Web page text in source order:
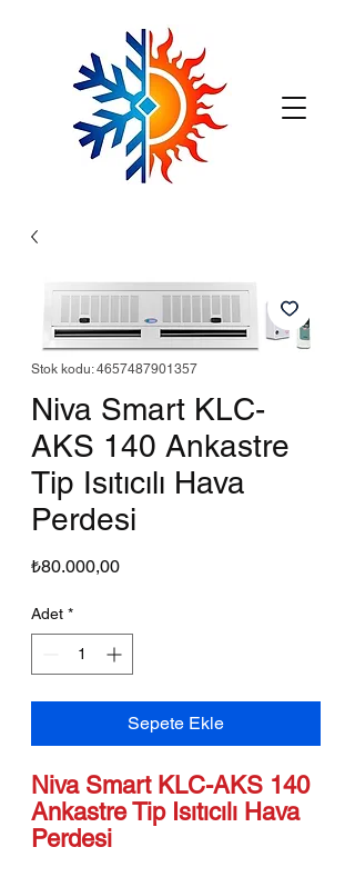
Stok kodu: 4657487901357
Niva Smart KLC-
AKS 140 Ankastre
Tip Isıtıcılı Hava
Perdesi
₺80.000,00Fiyat
Adet *
Sepete Ekle
Niva Smart KLC-AKS 140
Ankastre Tip Isıtıcılı Hava
Perdesi